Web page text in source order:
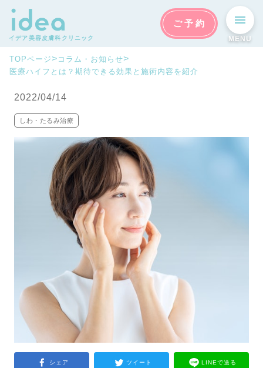
イデア美容皮膚科クリニック
ご予約
MENU
TOPページ> コラム・お知らせ>
医療ハイフとは？期待できる効果と施術内容を紹介
2022/04/14
しわ・たるみ治療
シェア ツイート LINEで送る